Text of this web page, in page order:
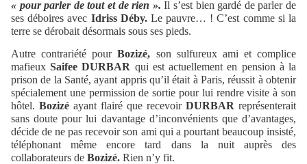
« pour parler de tout et de rien ». Il s’est bien gardé de parler de
ses déboires avec Idriss Déby.Le pauvre… ! C’est comme si la
terre se dérobait désormais sous ses pieds.
Autre contrariété pourBozizé, son sulfureux ami et complice
mafieuxSaifee DURBAR qui est actuellement en pension à la
prison de la Santé, ayant appris qu’il était à Paris, réussit à obtenir
spécialement une permission de sortie pour lui rendre visite à son
hôtel. Bozizé ayant flairé que recevoir DURBAR représenterait
sans doute pour lui davantage d’inconvénients que d’avantages,
décide de ne pas recevoir son ami qui a pourtant beaucoup insisté,
téléphonant même encore tard dans la nuit auprès des
collaborateurs de Bozizé. Rien n’y fit.